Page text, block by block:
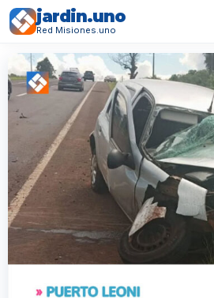
jardin.uno
Red Misiones.uno